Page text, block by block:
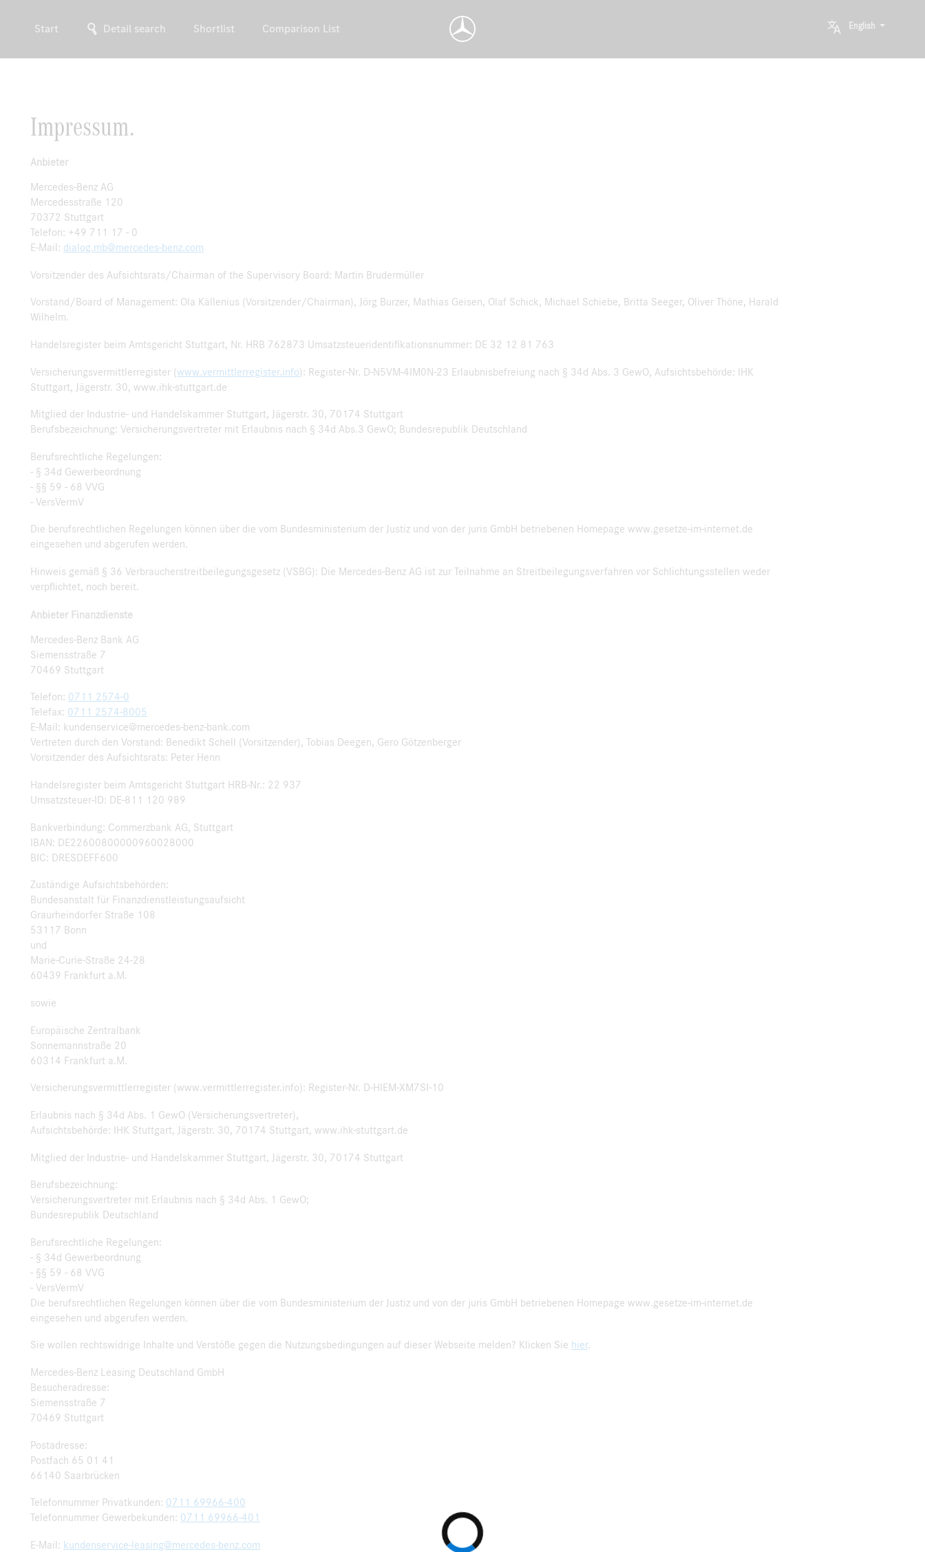
Start Detail search Shortlist Comparison List English
Impressum.
Anbieter
Mercedes-Benz AG
Mercedesstraße 120
70372 Stuttgart
Telefon: +49 711 17 - 0
E-Mail: dialog.mb@mercedes-benz.com
Vorsitzender des Aufsichtsrats/Chairman of the Supervisory Board: Martin Brudermüller
Vorstand/Board of Management: Ola Källenius (Vorsitzender/Chairman), Jörg Burzer, Mathias Geisen, Olaf Schick, Michael Schiebe, Britta Seeger, Oliver Thöne, Harald
Wilhelm.
Handelsregister beim Amtsgericht Stuttgart, Nr. HRB 762873 Umsatzsteueridentifikationsnummer: DE 32 12 81 763
Versicherungsvermittlerregister (www.vermittlerregister.info): Register-Nr. D-N5VM-4IM0N-23 Erlaubnisbefreiung nach § 34d Abs. 3 GewO, Aufsichtsbehörde: IHK
Stuttgart, Jägerstr. 30, www.ihk-stuttgart.de
Mitglied der Industrie- und Handelskammer Stuttgart, Jägerstr. 30, 70174 Stuttgart
Berufsbezeichnung: Versicherungsvertreter mit Erlaubnis nach § 34d Abs.3 GewO; Bundesrepublik Deutschland
Berufsrechtliche Regelungen:
- § 34d Gewerbeordnung
- §§ 59 - 68 VVG
- VersVermV
Die berufsrechtlichen Regelungen können über die vom Bundesministerium der Justiz und von der juris GmbH betriebenen Homepage www.gesetze-im-internet.de
eingesehen und abgerufen werden.
Hinweis gemäß § 36 Verbraucherstreitbeilegungsgesetz (VSBG): Die Mercedes-Benz AG ist zur Teilnahme an Streitbeilegungsverfahren vor Schlichtungsstellen weder
verpflichtet, noch bereit.
Anbieter Finanzdienste
Mercedes-Benz Bank AG
Siemensstraße 7
70469 Stuttgart
Telefon: 0711 2574-0
Telefax: 0711 2574-8005
E-Mail: kundenservice@mercedes-benz-bank.com
Vertreten durch den Vorstand: Benedikt Schell (Vorsitzender), Tobias Deegen, Gero Götzenberger
Vorsitzender des Aufsichtsrats: Peter Henn
Handelsregister beim Amtsgericht Stuttgart HRB-Nr.: 22 937
Umsatzsteuer-ID: DE-811 120 989
Bankverbindung: Commerzbank AG, Stuttgart
IBAN: DE22600800000960028000
BIC: DRESDEFF600
Zuständige Aufsichtsbehörden:
Bundesanstalt für Finanzdienstleistungsaufsicht
Graurheindorfer Straße 108
53117 Bonn
und
Marie-Curie-Straße 24-28
60439 Frankfurt a.M.
sowie
Europäische Zentralbank
Sonnemannstraße 20
60314 Frankfurt a.M.
Versicherungsvermittlerregister (www.vermittlerregister.info): Register-Nr. D-HIEM-XM7SI-10
Erlaubnis nach § 34d Abs. 1 GewO (Versicherungsvertreter),
Aufsichtsbehörde: IHK Stuttgart, Jägerstr. 30, 70174 Stuttgart, www.ihk-stuttgart.de
Mitglied der Industrie- und Handelskammer Stuttgart, Jägerstr. 30, 70174 Stuttgart
Berufsbezeichnung:
Versicherungsvertreter mit Erlaubnis nach § 34d Abs. 1 GewO;
Bundesrepublik Deutschland
Berufsrechtliche Regelungen:
- § 34d Gewerbeordnung
- §§ 59 - 68 VVG
- VersVermV
Die berufsrechtlichen Regelungen können über die vom Bundesministerium der Justiz und von der juris GmbH betriebenen Homepage www.gesetze-im-internet.de
eingesehen und abgerufen werden.
Sie wollen rechtswidrige Inhalte und Verstöße gegen die Nutzungsbedingungen auf dieser Webseite melden? Klicken Sie hier.
Mercedes-Benz Leasing Deutschland GmbH
Besucheradresse:
Siemensstraße 7
70469 Stuttgart
Postadresse:
Postfach 65 01 41
66140 Saarbrücken
Telefonnummer Privatkunden: 0711 69966-400
Telefonnummer Gewerbekunden: 0711 69966-401
E-Mail: kundenservice-leasing@mercedes-benz.com